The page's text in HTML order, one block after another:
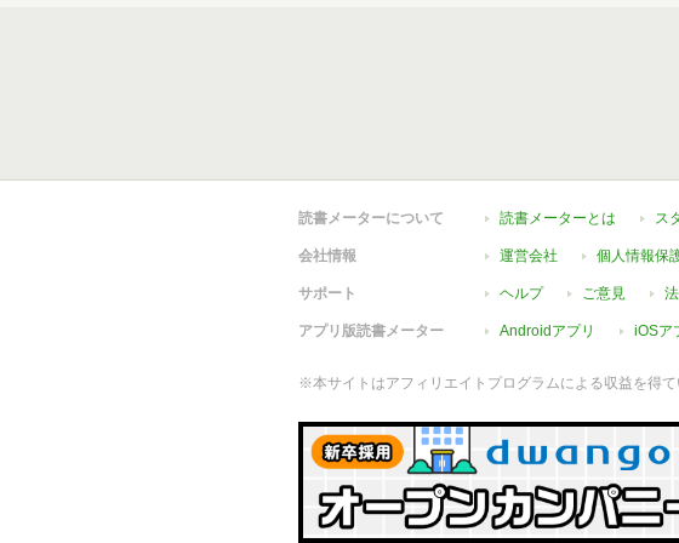
読書メーターについて 読書メーターとは ス
会社情報 運営会社 個人情報保
サポート ヘルプ ご意見
アプリ版読書メーター Androidアプリ iOSア
※本サイトはアフィリエイトプログラムによる収益を得て